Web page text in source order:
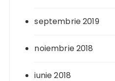
septembrie 2019
noiembrie 2018
iunie 2018